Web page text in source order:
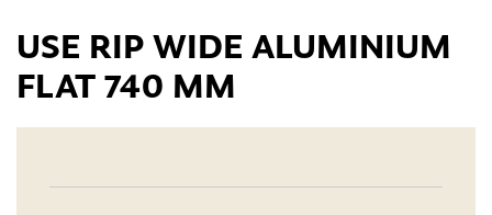
USE RIP WIDE ALUMINIUM
FLAT 740 MM